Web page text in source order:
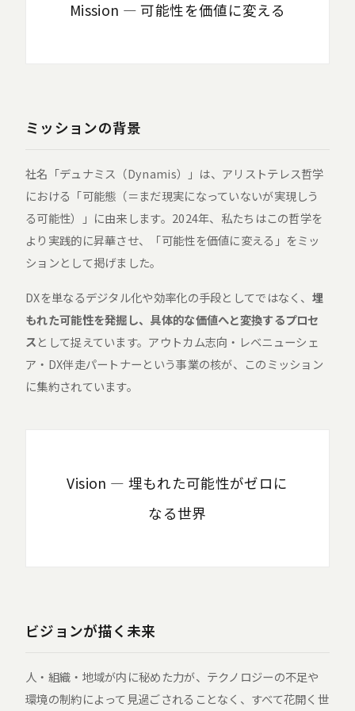
Mission ― 可能性を価値に変える
ミッションの背景
社名「デュナミス（Dynamis）」は、アリストテレス哲学
における「可能態（＝まだ現実になっていないが実現しう
る可能性）」に由来します。2024年、私たちはこの哲学を
より実践的に昇華させ、「可能性を価値に変える」をミッ
ションとして掲げました。
DXを単なるデジタル化や効率化の手段としてではなく、 埋
もれた可能性を発掘し、具体的な価値へと変換するプロセ
スとして捉えています。アウトカム志向・レベニューシェ
ア・DX伴走パートナーという事業の核が、このミッション
に集約されています。
Vision ― 埋もれた可能性がゼロに
なる世界
ビジョンが描く未来
人・組織・地域が内に秘めた力が、テクノロジーの不足や
環境の制約によって見過ごされることなく、すべて花開く世